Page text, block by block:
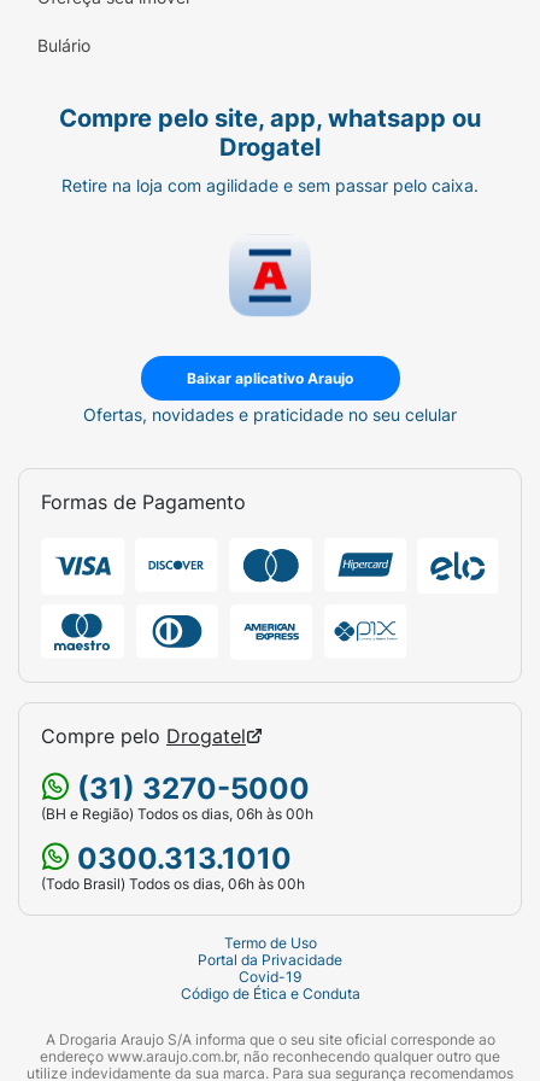
Bulário
Compre pelo site, app, whatsapp ou
Drogatel
Retire na loja com agilidade e sem passar pelo caixa.
Baixar aplicativo Araujo
Ofertas, novidades e praticidade no seu celular
Formas de Pagamento
Compre pelo Drogatel
(31) 3270-5000
(BH e Região) Todos os dias, 06h às 00h
0300.313.1010
(Todo Brasil) Todos os dias, 06h às 00h
Termo de Uso
Portal da Privacidade
Covid-19
Código de Ética e Conduta
A Drogaria Araujo S/A informa que o seu site oficial corresponde ao
endereço www.araujo.com.br, não reconhecendo qualquer outro que
utilize indevidamente da sua marca. Para sua segurança recomendamos